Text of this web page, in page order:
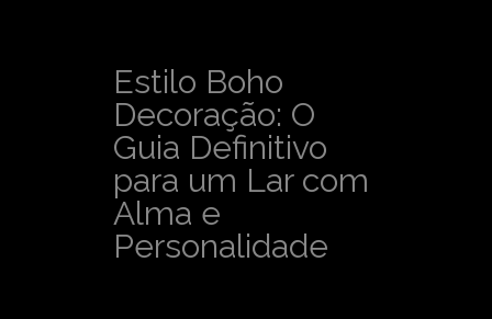
Estilo Boho
Decoração: O
Guia Definitivo
para um Lar com
Alma e
Personalidade